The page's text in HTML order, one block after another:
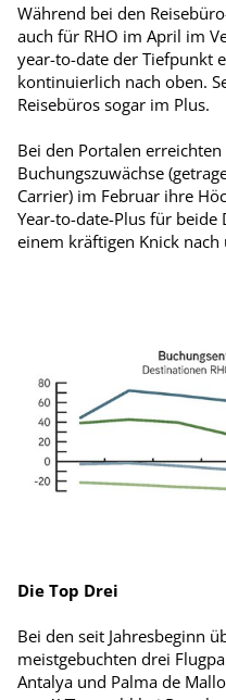
Während bei den
auch für RHO im April im
year-to-date der Tiefpunkt
kontinuierlich nach oben.
Reisebüros sogar im Plus.
Bei den Portalen erreichten
Buchungszuwächse
Carrier) im Februar ihre
Year-to-date-Plus für
einem kräftigen Knick nach
Die Top Drei
Bei den seit Jahresbeginn
meistgebuchten drei
Antalya und Palma de